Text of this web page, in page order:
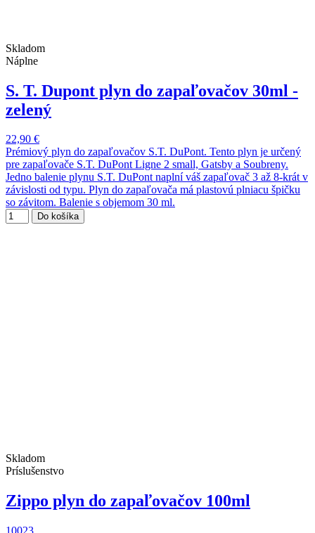
Skladom
Náplne
S. T. Dupont plyn do zapaľovačov 30ml -
zelený
22,90 €
Prémiový plyn do zapaľovačov S.T. DuPont. Tento plyn je určený
pre zapaľovače S.T. DuPont Ligne 2 small, Gatsby a Soubreny.
Jedno balenie plynu S.T. DuPont naplní váš zapaľovač 3 až 8-krát v
závislosti od typu. Plyn do zapaľovača má plastovú plniacu špičku
so závitom. Balenie s objemom 30 ml.
Do košíka
Skladom
Príslušenstvo
Zippo plyn do zapaľovačov 100ml